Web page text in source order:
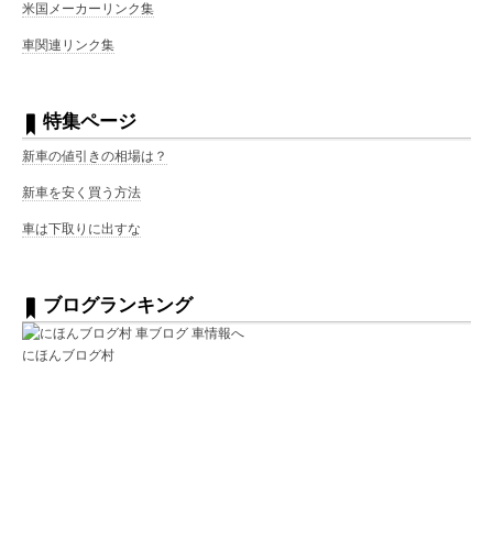
米国メーカーリンク集
車関連リンク集
特集ページ
新車の値引きの相場は？
新車を安く買う方法
車は下取りに出すな
ブログランキング
にほんブログ村